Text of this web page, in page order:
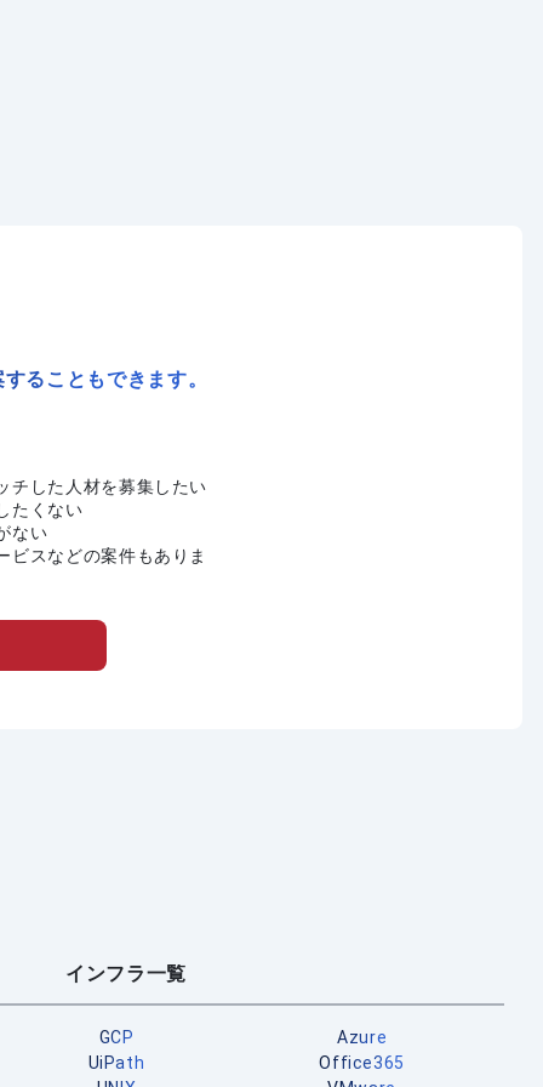
ることもできます。
チした人材を募集したい
たくない
ない
ビスなどの案件もありま
インフラ一覧
GCP
Azure
UiPath
Office365